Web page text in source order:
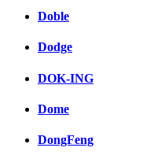
Doble
Dodge
DOK-ING
Dome
DongFeng